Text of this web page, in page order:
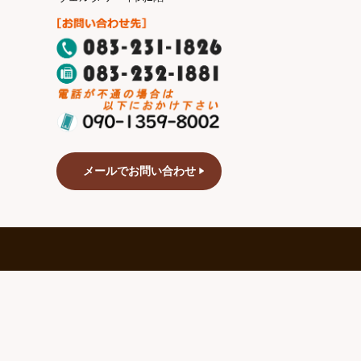
メールでお問い合わせ